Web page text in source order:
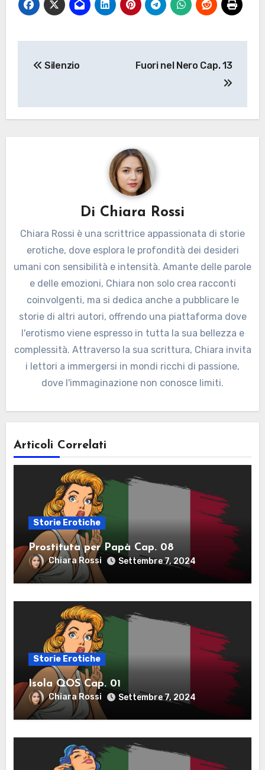
Silenzio Fuori nel Nero Cap. 13
Di Chiara Rossi
Chiara Rossi è una scrittrice appassionata di storie
erotiche, dove esplora le profondità dei desideri
umani con sensibilità e intensità. Amante delle parole
e delle emozioni, Chiara non solo crea racconti
coinvolgenti, ma si dedica anche a pubblicare le
storie di altri autori, offrendo una piattaforma dove
l'erotismo viene espresso in tutta la sua bellezza e
complessità. Attraverso la sua scrittura, Chiara invita
i lettori a immergersi in mondi ricchi di passione,
dove l'immaginazione non conosce limiti.
Articoli Correlati
Storie Erotiche
Prostituta per Papà Cap. 08
Chiara Rossi Settembre 7, 2024
Storie Erotiche
Isola QOS Cap. 01
Chiara Rossi Settembre 7, 2024